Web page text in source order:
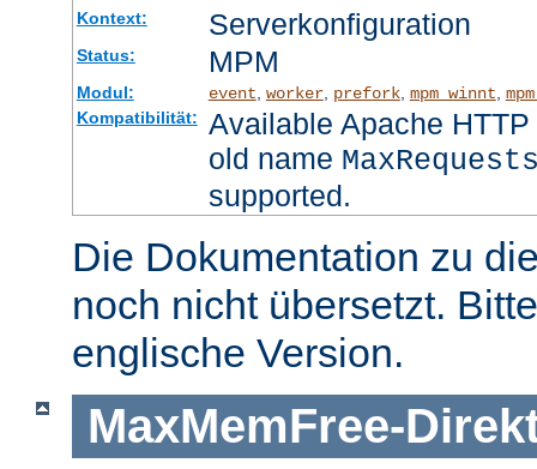
Kontext: Serverkonfiguration
Status: MPM
Modul: event worker, prefork, mpm_winnt
Kompatibilität:
Available Apache
old name
supported.
Die Dokumentation zu
noch nicht übersetzt.
englische Version.
MaxMemFree-